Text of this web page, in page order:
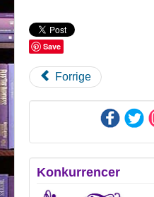
Save
Forrige
Konkurrencer